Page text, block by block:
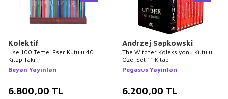
Kolektif
Lise 100 Temel Eser Kutulu 40
Kitap Takım
Beyan Yayınları
6.800,00 TL
Andrzej Sapkowski
The Witcher Koleksiyonu Kutulu
Özel Set 11 Kitap
Pegasus Yayınları
6.200,00 TL